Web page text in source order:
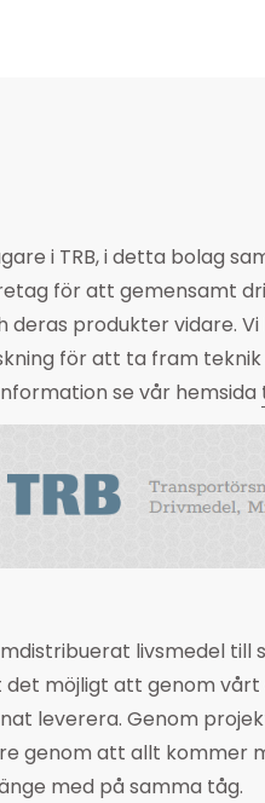
i TRB, i detta bolag
för att gemensamt
produkter vidare.
för att ta fram
se vår hemsida
livsmedel till
det möjligt att genom
leverera. Genom
genom att allt kommer
med på samma tåg.